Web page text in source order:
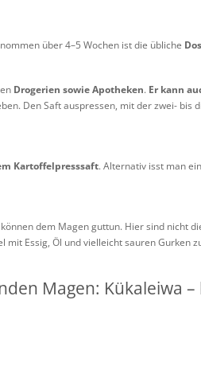
über 4–5 Wochen ist die übliche
Drogerien sowie Apotheken. Er kann
Den Saft auspressen, mit der zwei-
Kartoffelpresssaft. Alternativ isst man
können dem Magen guttun. Hier sind nicht
mit Essig, Öl und vielleicht sauren Gurken
Magen: Kükaleiwa